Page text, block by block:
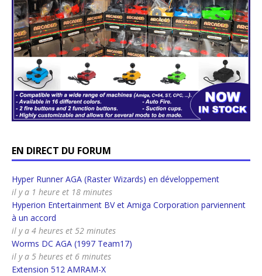
EN DIRECT DU FORUM
Hyper Runner AGA (Raster Wizards) en développement
il y a 1 heure et 18 minutes
Hyperion Entertainment BV et Amiga Corporation parviennent
à un accord
il y a 4 heures et 52 minutes
Worms DC AGA (1997 Team17)
il y a 5 heures et 6 minutes
Extension 512 AMRAM-X